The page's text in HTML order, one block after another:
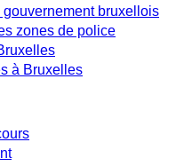
gouvernement bruxellois
zones de police
à Bruxelles